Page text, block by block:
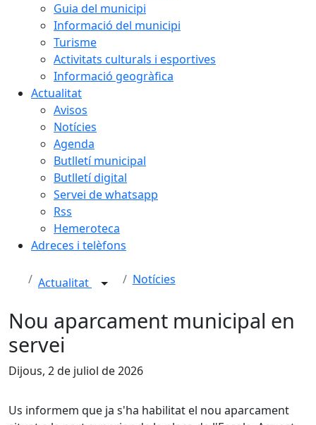
Guia del municipi
Informació del municipi
Turisme
Activitats culturals i esportives
Informació geogràfica
Actualitat
Avisos
Notícies
Agenda
Butlletí municipal
Butlletí digital
Servei de whatsapp
Rss
Hemeroteca
Adreces i telèfons
Actualitat Notícies
Nou aparcament municipal en
servei
Dijous, 2 de juliol de 2026
Us informem que ja s'ha habilitat el nou aparcament